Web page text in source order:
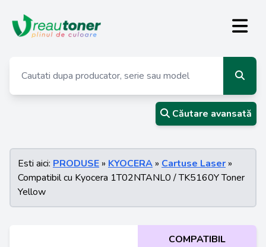
Căutare avansată
Esti aici: PRODUSE » KYOCERA » Cartuse Laser »
Compatibil cu Kyocera 1T02NTANL0 / TK5160Y Toner
Yellow
COMPATIBIL